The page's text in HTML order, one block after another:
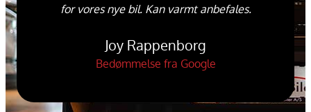
for vores nye bil. Kan varmt anbefales.
Joy Rappenborg
Bedømmelse fra Google